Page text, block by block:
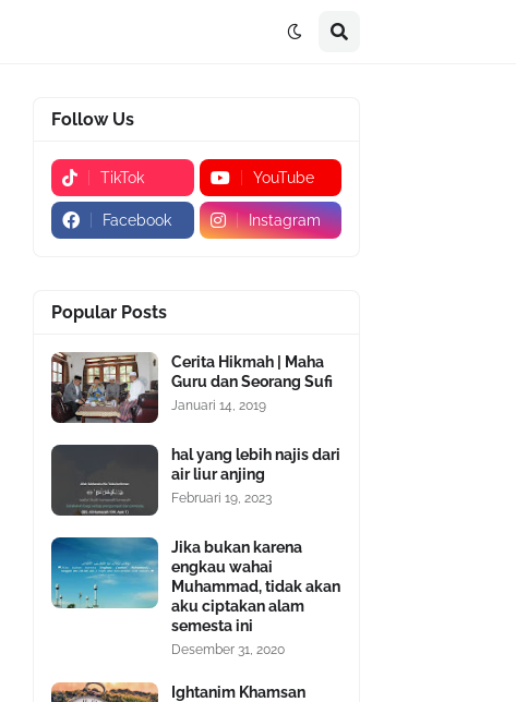
Follow Us
TikTok YouTube
Facebook Instagram
Popular Posts
Cerita Hikmah | Maha
Guru dan Seorang Sufi
Januari 14, 2019
hal yang lebih najis dari
air liur anjing
Februari 19, 2023
Jika bukan karena
engkau wahai
Muhammad, tidak akan
aku ciptakan alam
semesta ini
Desember 31, 2020
Ightanim Khamsan